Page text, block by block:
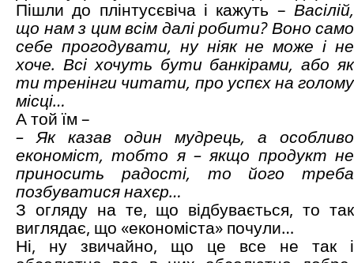
Пішли до плінтусєвіча і кажуть – Васілій,
що нам з цим всім далі робити? Воно само
себе прогодувати, ну ніяк не може і не
хоче. Всі хочуть бути банкірами, або як
ти тренінги читати, про успєх на голому
місці…
А той їм –
– Як казав один мудрець, а особливо
економіст, тобто я – якщо продукт не
приносить радості, то його треба
позбуватися нахєр…
З огляду на те, що відбувається, то так
виглядає, що «економіста» почули…
Ні, ну звичайно, що це все не так і